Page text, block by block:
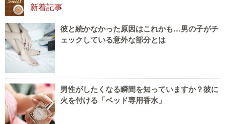
新着記事
彼と続かなかった原因はこれかも…男の子がチ
ェックしている意外な部分とは
男性がしたくなる瞬間を知っていますか？彼に
火を付ける「ベッド専用香水」